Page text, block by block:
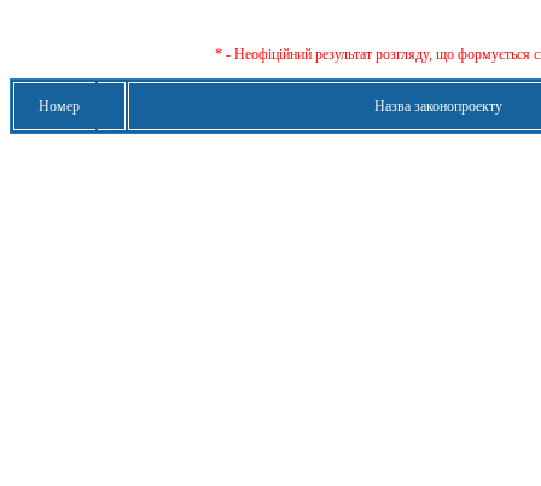
* - Неофіційний результат розгляду, що формується
Номер Назва законопроекту